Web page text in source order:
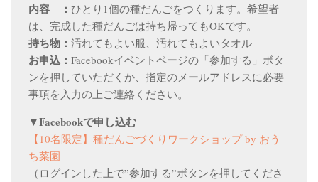
内容 ： ひとり1個の種だんごをつくります。希望者
は、完成した種だんごは持ち帰ってもOKです。
持ち物： 汚れてもよい服、汚れてもよいタオル
お申込： Facebookイベントページの「参加する」ボタ
ンを押していただくか、指定のメールアドレスに必要
事項を入力の上ご連絡ください。
▼Facebookで申し込む
【10名限定】種だんごづくりワークショップ by おう
ち菜園
（ログインした上で”参加する”ボタンを押してくださ